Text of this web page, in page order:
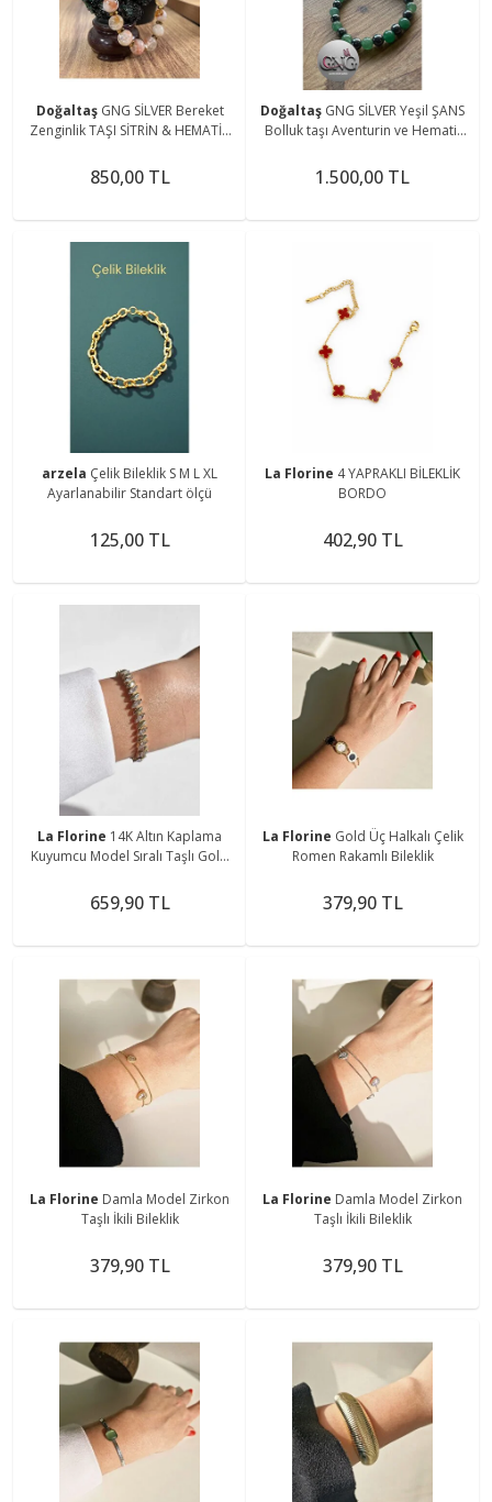
Doğaltaş GNG SİLVER Bereket
Zenginlik TAŞI SİTRİN & HEMATİT
BİLEKLİK
850,00 TL
Doğaltaş GNG SİLVER Yeşil ŞANS
Bolluk taşı Aventurin ve Hematit
1.500,00 TL
arzela Çelik Bileklik S M L XL
Ayarlanabilir Standart ölçü
125,00 TL
La Florine 4 YAPRAKLI BİLEKLİK
BORDO
402,90 TL
La Florine 14K Altın Kaplama
Kuyumcu Model Sıralı Taşlı Gold
659,90 TL
La Florine Gold Üç Halkalı Çelik
Romen Rakamlı Bileklik
379,90 TL
La Florine Damla Model Zirkon
Taşlı İkili Bileklik
379,90 TL
La Florine Damla Model Zirkon
Taşlı İkili Bileklik
379,90 TL